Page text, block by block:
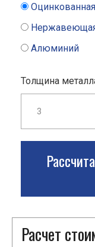
Алюминий
Толщина
Расчет